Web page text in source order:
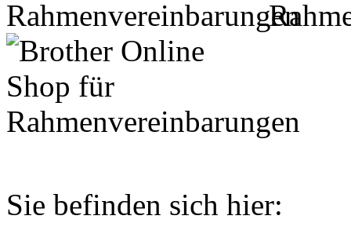
Sie befinden sich hier: